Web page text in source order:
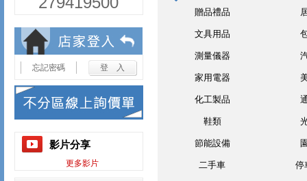
忘記密碼
影片分享
更多影片
贈品禮品
文具用品
測量儀器
家用電器
化工製品
鞋類
節能設備
二手車 停